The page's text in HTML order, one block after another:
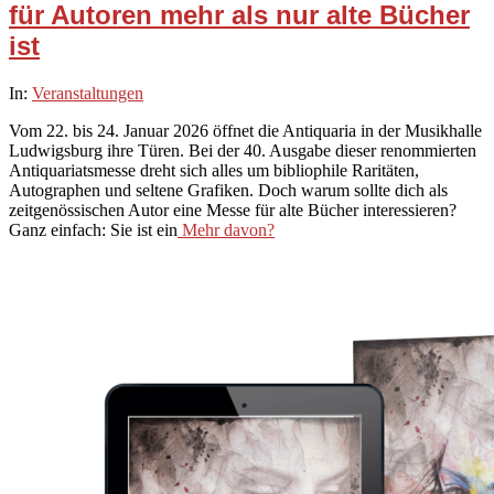
für Autoren mehr als nur alte Bücher
ist
2026-
21
In: Veranstaltungen
Vom 22. bis 24. Januar 2026 öffnet die Antiquaria in der Musikhalle
Ludwigsburg ihre Türen. Bei der 40. Ausgabe dieser renommierten
Antiquariatsmesse dreht sich alles um bibliophile Raritäten,
Autographen und seltene Grafiken. Doch warum sollte dich als
zeitgenössischen Autor eine Messe für alte Bücher interessieren?
Ganz einfach: Sie ist ein Mehr davon?